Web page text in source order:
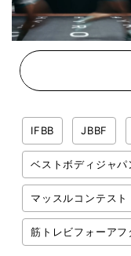
IFBB JBBF
ベストボディジャパ
マッスルコンテスト
筋トレビフォーアフ